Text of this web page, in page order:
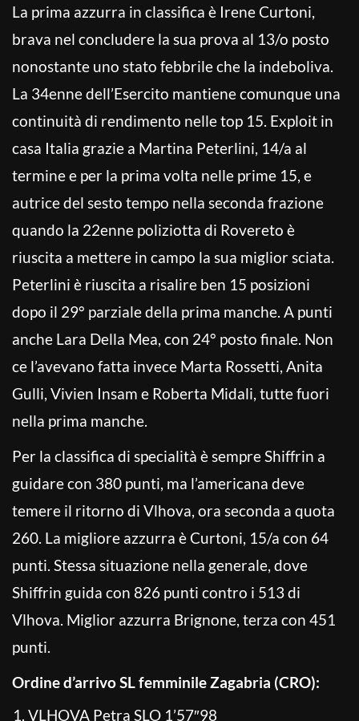
La prima azzurra in classifica è Irene Curtoni,
brava nel concludere la sua prova al 13/o posto
nonostante uno stato febbrile che la indeboliva.
La 34enne dell’Esercito mantiene comunque una
continuità di rendimento nelle top 15. Exploit in
casa Italia grazie a Martina Peterlini, 14/a al
termine e per la prima volta nelle prime 15, e
autrice del sesto tempo nella seconda frazione
quando la 22enne poliziotta di Rovereto è
riuscita a mettere in campo la sua miglior sciata.
Peterlini è riuscita a risalire ben 15 posizioni
dopo il 29° parziale della prima manche. A punti
anche Lara Della Mea, con 24° posto finale. Non
ce l’avevano fatta invece Marta Rossetti, Anita
Gulli, Vivien Insam e Roberta Midali, tutte fuori
nella prima manche.
Per la classifica di specialità è sempre Shiffrin a
guidare con 380 punti, ma l’americana deve
temere il ritorno di Vlhova, ora seconda a quota
260. La migliore azzurra è Curtoni, 15/a con 64
punti. Stessa situazione nella generale, dove
Shiffrin guida con 826 punti contro i 513 di
Vlhova. Miglior azzurra Brignone, terza con 451
punti.
Ordine d’arrivo SL femminile Zagabria (CRO):
VLHOVA Petra SLO 1’57″98